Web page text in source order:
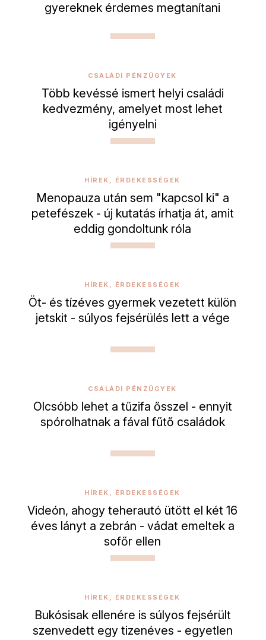
gyereknek érdemes megtanítani
CSALÁDI PÉNZÜGYEK
Több kevéssé ismert helyi családi
kedvezmény, amelyet most lehet
igényelni
HÍREK, ÉRDEKESSÉGEK
Menopauza után sem "kapcsol ki" a
petefészek - új kutatás írhatja át, amit
eddig gondoltunk róla
HÍREK, ÉRDEKESSÉGEK
Öt- és tízéves gyermek vezetett külön
jetskit - súlyos fejsérülés lett a vége
CSALÁDI PÉNZÜGYEK
Olcsóbb lehet a tűzifa ősszel - ennyit
spórolhatnak a fával fűtő családok
HÍREK, ÉRDEKESSÉGEK
Videón, ahogy teherautó ütött el két 16
éves lányt a zebrán - vádat emeltek a
sofőr ellen
HÍREK, ÉRDEKESSÉGEK
Bukósisak ellenére is súlyos fejsérült
szenvedett egy tizenéves - egyetlen